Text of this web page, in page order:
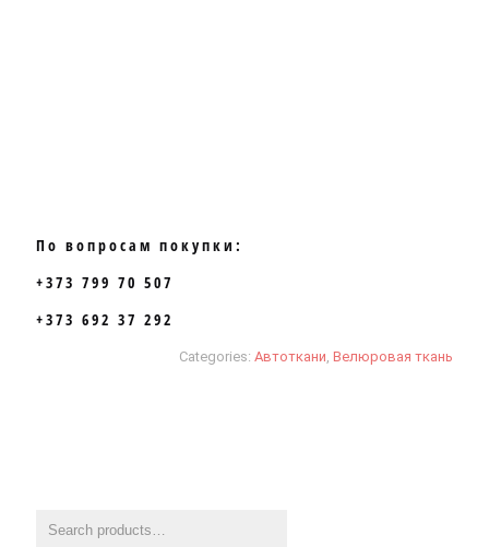
По вопросам покупки:
+373 799 70 507
+373 692 37 292
Categories: Автоткани Велюровая ткань